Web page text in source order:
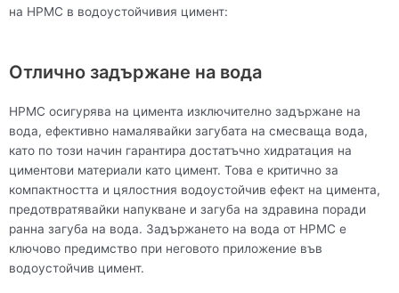
на HPMC в водоустойчивия цимент:
Отлично задържане на вода
HPMC осигурява на цимента изключително задържане на
вода, ефективно намалявайки загубата на смесваща вода,
като по този начин гарантира достатъчно хидратация на
циментови материали като цимент. Това е критично за
компактността и цялостния водоустойчив ефект на цимента,
предотвратявайки напукване и загуба на здравина поради
ранна загуба на вода. Задържането на вода от HPMC е
ключово предимство при неговото приложение във
водоустойчив цимент.